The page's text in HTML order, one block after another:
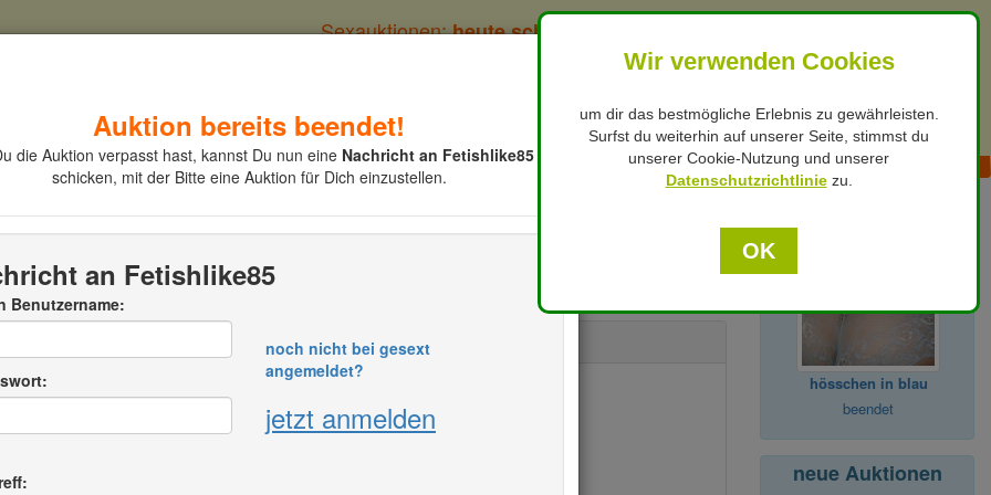
Wir verwenden Cookies
um dir das bestmögliche Erlebnis zu gewährleisten.
Surfst du weiterhin auf unserer Seite, stimmst du
unserer Cookie-Nutzung und unserer
Datenschutzrichtliniezu.
OK
Sexauktionen:heute schon gesext ?
Kategorien Auktion einstellen Hilfe / Kontakt Suche
Auktion bereits beendet!
die Auktion verpasst hast, kannst Du nun eine Nachricht an Fetishlike85
schicken, mit der Bitte eine Auktion für Dich einzustellen.
an Fetishlike85
Benutzername:
noch nicht bei gesext
angemeldet?
jetzt anmelden
03. Jun. 202620:11:05 (MEZ)
Zeit
Auktionsnummer:
bald endend in der
hösschen in blau
beendet
neue Auktionen